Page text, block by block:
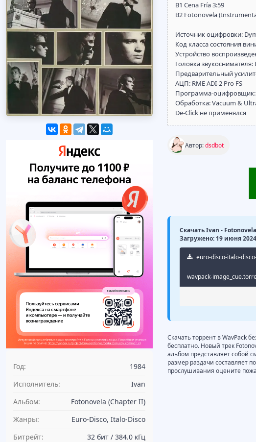
Год:
1984
Исполнитель:
Ivan
Альбом:
Fotonovela (Chapter II)
Жанры:
Euro-Disco, Italo-Disco
Битрейт:
32 бит / 384.0 кГц
B1 Cena Fría 3:59
B2 Fotonovela
Источник оцифровки:
Код класса состояния
Устройство
Головка звукоснимателя:
Предварительный
АЦП: RME ADI-2 Pro FS
Программа-оцифровщик:
Обработка: Vacuum &
De-Click не применялся
Автор:dsdbot
Скачать Ivan -
Загружено: 19 июня
euro-disco-italo-
wavpack-
Скачать торрент в WavPack
бесплатно. Новый трек
альбом представляет собой
размер раздачи составляет
прослушивания оцените